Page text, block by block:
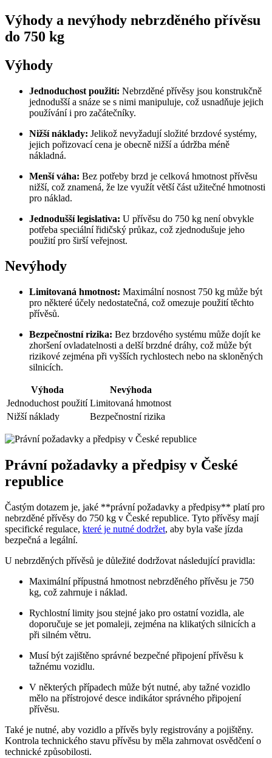
Výhody a nevýhody nebrzděného přívěsu
do 750 kg
Výhody
Jednoduchost použití: Nebrzděné přívěsy jsou konstrukčně
jednodušší a snáze se s nimi manipuluje, což usnadňuje jejich
používání i pro začátečníky.
Nižší náklady: Jelikož nevyžadují složité brzdové systémy,
jejich pořizovací cena je obecně nižší a údržba méně
nákladná.
Menší váha: Bez potřeby brzd je celková hmotnost přívěsu
nižší, což znamená, že lze využít větší část užitečné hmotnosti
pro náklad.
Jednodušší legislativa: U přívěsu do 750 kg není obvykle
potřeba speciální řidičský průkaz, což zjednodušuje jeho
použití pro širší veřejnost.
Nevýhody
Limitovaná hmotnost: Maximální nosnost 750 kg může být
pro některé účely nedostatečná, což omezuje použití těchto
přívěsů.
Bezpečnostní rizika: Bez brzdového systému může dojít ke
zhoršení ovladatelnosti a delší brzdné dráhy, což může být
rizikové zejména při vyšších rychlostech nebo na skloněných
silnicích.
Výhoda
Nevýhoda
Jednoduchost použití Limitovaná hmotnost
Nižší náklady
Bezpečnostní rizika
Právní požadavky a předpisy v České
republice
Častým dotazem je, jaké **právní požadavky a předpisy** platí pro
nebrzděné přívěsy do 750 kg v České republice. Tyto přívěsy mají
specifické regulace, které je nutné dodržet, aby byla vaše jízda
bezpečná a legální.
U nebrzděných přívěsů je důležité dodržovat následující pravidla:
Maximální přípustná hmotnost nebrzděného přívěsu je 750
kg, což zahrnuje i náklad.
Rychlostní limity jsou stejné jako pro ostatní vozidla, ale
doporučuje se jet pomaleji, zejména na klikatých silnicích a
při silném větru.
Musí být zajištěno správné bezpečné připojení přívěsu k
tažnému vozidlu.
V některých případech může být nutné, aby tažné vozidlo
mělo na přístrojové desce indikátor správného připojení
přívěsu.
Také je nutné, aby vozidlo a přívěs byly registrovány a pojištěny.
Kontrola technického stavu přívěsu by měla zahrnovat osvědčení o
technické způsobilosti.